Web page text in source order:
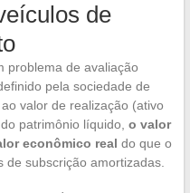
de
problema de avaliação
pela sociedade de
valor de realização (ativo
patrimônio líquido, o valor
econômico real do que o
de subscrição amortizadas.